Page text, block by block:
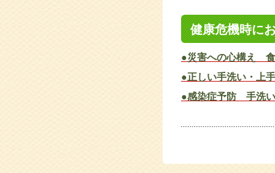
健康危機時に
●災害への心構え
●正しい手洗い・上
●感染症予防 手洗